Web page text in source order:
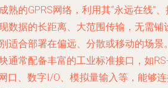
熟的GPRS网络，利用其“永远在线”
数据的长距离、大范围传输，无需铺
适合部署在偏远、分散或移动的场景
块通常配备丰富的工业标准接口，如
口、数字I/O、模拟量输入等，能够